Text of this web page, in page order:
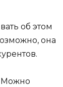
об этом
она
Можно